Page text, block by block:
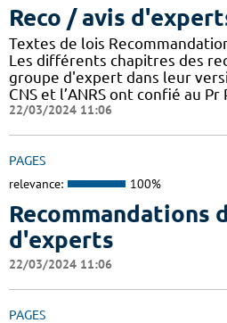
Reco / avis
Textes de lois
Les différents chapitres des
groupe d'expert dans leur
CNS et l’ANRS ont confié au
22/03/2024 11:06
PAGES
relevance: 100%
Recommandations
d'experts
22/03/2024 11:06
PAGES